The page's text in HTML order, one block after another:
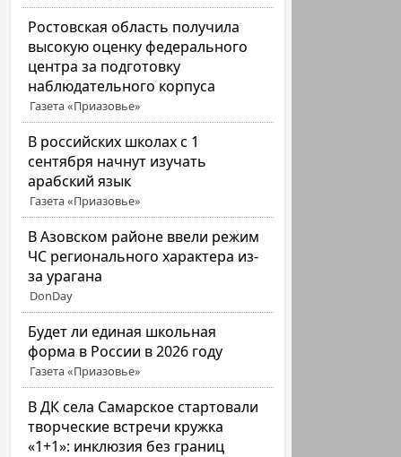
Ростовская область получила
высокую оценку федерального
центра за подготовку
наблюдательного корпуса
Газета «Приазовье»
В российских школах с 1
сентября начнут изучать
арабский язык
Газета «Приазовье»
В Азовском районе ввели режим
ЧС регионального характера из-
за урагана
DonDay
Будет ли единая школьная
форма в России в 2026 году
Газета «Приазовье»
В ДК села Самарское стартовали
творческие встречи кружка
«1+1»: инклюзия без границ